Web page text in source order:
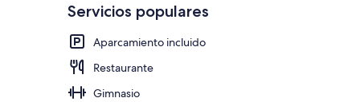
Servicios populares
Aparcamiento incluido
Restaurante
Gimnasio